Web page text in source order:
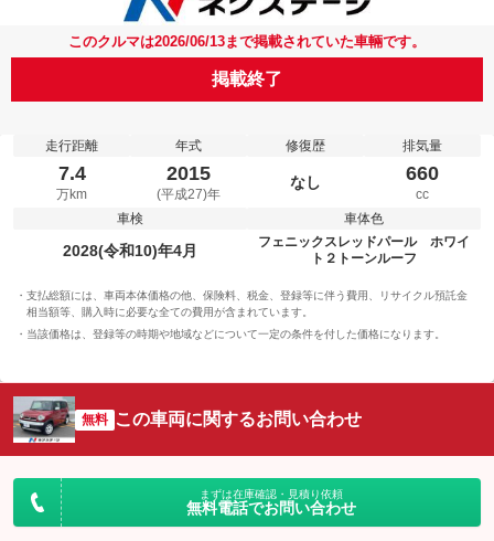
このクルマは2026/06/13まで掲載されていた車輛です。
掲載終了
走行距離
7.4
万km
年式
2015
(平成27)年
修復歴
なし
排気量
660
cc
車検
2028(令和10)年4月
車体色
フェニックスレッドパール ホワイ
ト２トーンルーフ
支払総額には、車両本体価格の他、保険料、税金、登録等に伴う費用、リサイクル預託金
相当額等、購入時に必要な全ての費用が含まれています。
当該価格は、登録等の時期や地域などについて一定の条件を付した価格になります。
無料 この車両に関するお問い合わせ
まずは在庫確認・見積り依頼
無料電話でお問い合わせ